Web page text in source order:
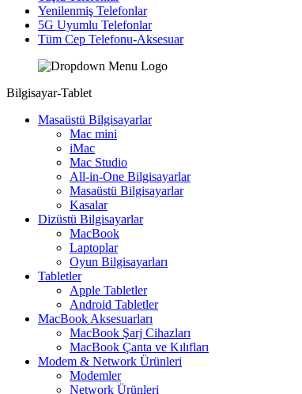
Yenilenmiş Telefonlar
5G Uyumlu Telefonlar
Tüm Cep Telefonu-Aksesuar
Bilgisayar-Tablet
Masaüstü Bilgisayarlar
Mac mini
iMac
Mac Studio
All-in-One Bilgisayarlar
Masaüstü Bilgisayarlar
Kasalar
Dizüstü Bilgisayarlar
MacBook
Laptoplar
Oyun Bilgisayarları
Tabletler
Apple Tabletler
Android Tabletler
MacBook Aksesuarları
MacBook Şarj Cihazları
MacBook Çanta ve Kılıfları
Modem & Network Ürünleri
Modemler
Network Ürünleri